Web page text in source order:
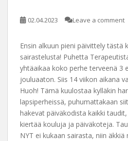
02.04.2023 Leave a comment
Ensin alkuun pieni päivittely tästä
sairastelusta! Puhetta
yhtäaikaa koko perhe terveenä 3
jouluaaton. Siis 14 viikon aikana
Huoh! Tämä kuulostaa kylläkin
lapsiperheissä, puhumattakaan
hakevat päiväkodista kaikki
kiertää kouluja ja päiväkoteja.
NYT ei kukaan sairasta, niin